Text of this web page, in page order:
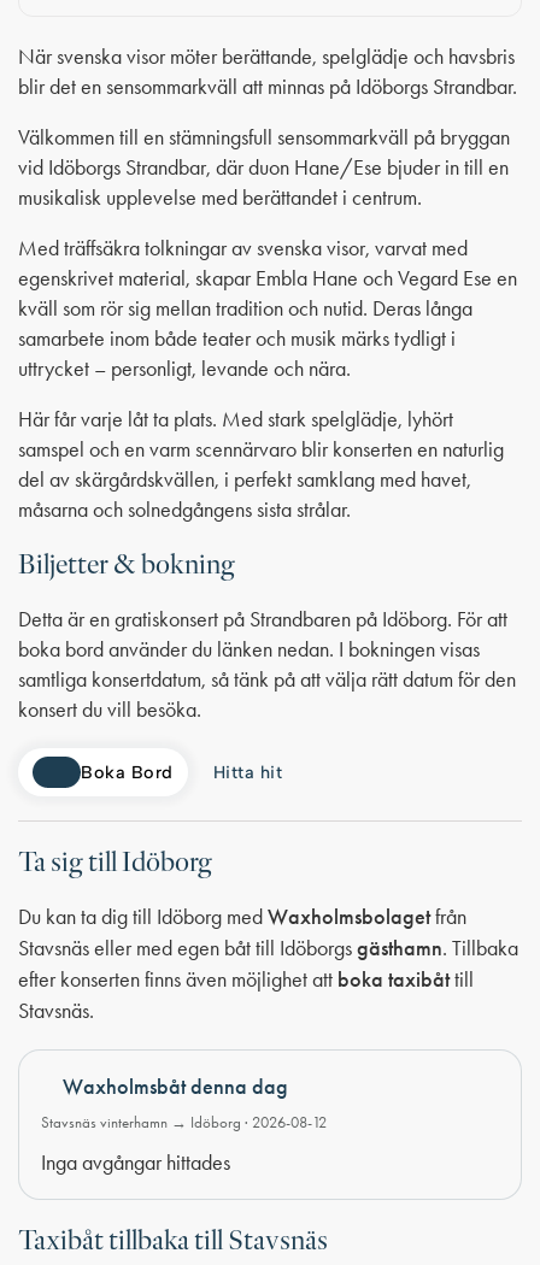
När svenska visor möter berättande, spelglädje och havsbris
blir det en sensommarkväll att minnas på Idöborgs Strandbar.
Välkommen till en stämningsfull sensommarkväll på bryggan
vid Idöborgs Strandbar, där duon Hane/Ese bjuder in till en
musikalisk upplevelse med berättandet i centrum.
Med träffsäkra tolkningar av svenska visor, varvat med
egenskrivet material, skapar Embla Hane och Vegard Ese en
kväll som rör sig mellan tradition och nutid. Deras långa
samarbete inom både teater och musik märks tydligt i
uttrycket – personligt, levande och nära.
Här får varje låt ta plats. Med stark spelglädje, lyhört
samspel och en varm scennärvaro blir konserten en naturlig
del av skärgårdskvällen, i perfekt samklang med havet,
måsarna och solnedgångens sista strålar.
Biljetter & bokning
Detta är en gratiskonsert på Strandbaren på Idöborg. För att
boka bord använder du länken nedan. I bokningen visas
samtliga konsertdatum, så tänk på att välja rätt datum för den
konsert du vill besöka.
Boka Bord Hitta hit
Ta sig till Idöborg
Du kan ta dig till Idöborg medWaxholmsbolagetfrån
Stavsnäs eller med egen båt till Idöborgsgästhamn. Tillbaka
efter konserten finns även möjlighet att boka taxibåttill
Stavsnäs.
Waxholmsbåt denna dag
Stavsnäs vinterhamn → Idöborg · 2026-08-12
Inga avgångar hittades
Taxibåt tillbaka till Stavsnäs